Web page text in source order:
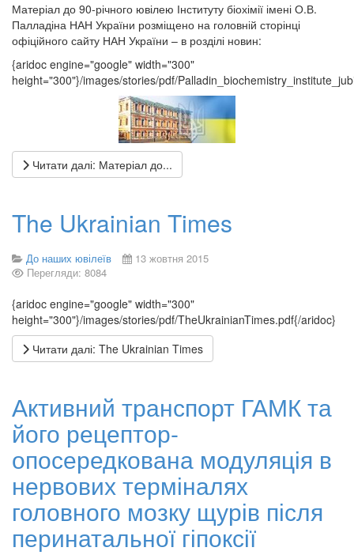
Матеріал до 90-річного ювілею Інституту біохімії імені О.В.
Палладіна НАН України розміщено на головній сторінці
офіційного сайту НАН України – в розділі новин:
{aridoc engine="google" width="300"
height="300"}/images/stories/pdf/
Читати далі: Матеріал до...
The Ukrainian Times
До наших ювілеїв
13 жовтня 2015
Перегляди: 8084
{aridoc engine="google" width="300"
height="300"}/images/stories/pdf/TheUkrainianTimes.pdf{/aridoc}
Читати далі: The Ukrainian Times
Активний транспорт ГАМК та
його рецептор-
опосередкована модуляція в
нервових терміналях
головного мозку щурів після
перинатальної гіпоксії